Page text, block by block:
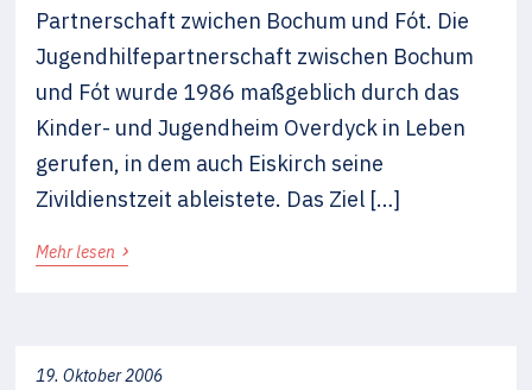
Partnerschaft zwichen Bochum und Fót. Die
Jugendhilfepartnerschaft zwischen Bochum
und Fót wurde 1986 maßgeblich durch das
Kinder- und Jugendheim Overdyck in Leben
gerufen, in dem auch Eiskirch seine
Zivildienstzeit ableistete. Das Ziel […]
Mehr lesen ›
19. Oktober 2006